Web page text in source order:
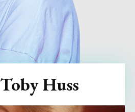
Toby Huss